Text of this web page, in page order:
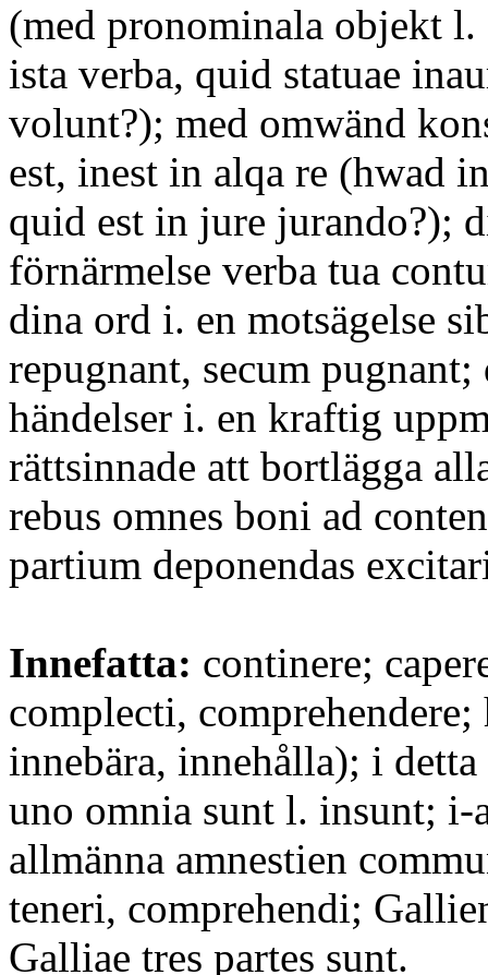
(med pronominala objekt
ista verba, quid statuae
volunt?); med omwänd
est, inest in alqa re (hwad
quid est in jure jurando?);
förnärmelse verba tua
dina ord i. en motsägelse
repugnant, secum pugnant;
händelser i. en kraftig
rättsinnade att bortlägga
rebus omnes boni ad
partium deponendas
Innefatta: continere;
complecti, comprehendere;
innebära, innehålla); i
uno omnia sunt l. insunt; i-
allmänna amnestien
teneri, comprehendi;
Galliae tres partes sunt.